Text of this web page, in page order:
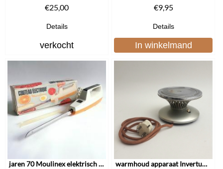
€25,00
Details
verkocht
€9,95
Details
In winkelmand
jaren 70 Moulinex elektrisch mes warmhoud apparaat Invertum HT22